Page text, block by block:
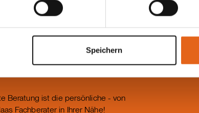
Cookies, wenn Sie unsere Webseite weiterhin nutzen.
Speichern
Beratung ist die persönliche - von
Fachberater in Ihrer Nähe!